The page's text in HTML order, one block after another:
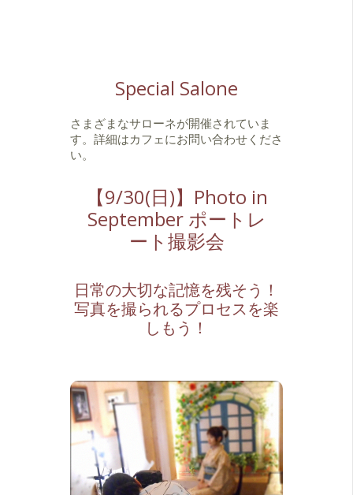
Special Salone
さまざまなサローネが開催されていま
す。詳細はカフェにお問い合わせくださ
い。
【9/30(日)】Photo in
September ポートレ
ート撮影会
日常の大切な記憶を残そう！
写真を撮られるプロセスを楽
しもう！